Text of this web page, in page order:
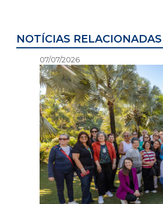
NOTÍCIAS RELACIONADAS
07/07/2026